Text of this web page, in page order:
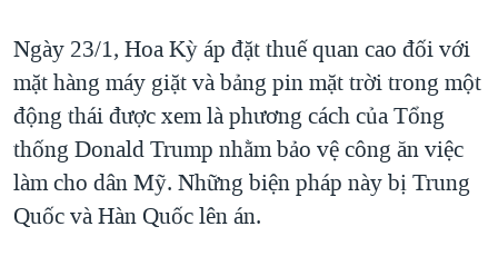
Ngày 23/1, Hoa Kỳ áp đặt thuế quan cao đối với
mặt hàng máy giặt và bảng pin mặt trời trong một
động thái được xem là phương cách của Tổng
thống Donald Trump nhằm bảo vệ công ăn việc
làm cho dân Mỹ. Những biện pháp này bị Trung
Quốc và Hàn Quốc lên án.